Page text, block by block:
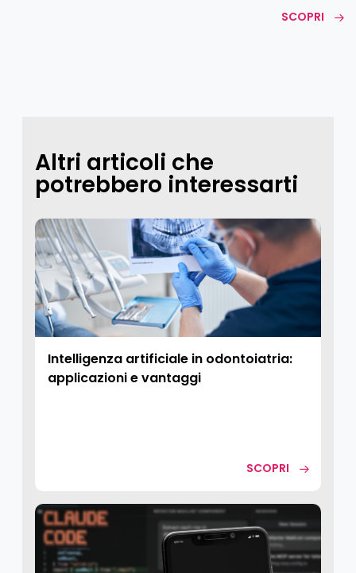
SCOPRI
Altri articoli che
potrebbero interessarti
Intelligenza artificiale in odontoiatria:
applicazioni e vantaggi
SCOPRI